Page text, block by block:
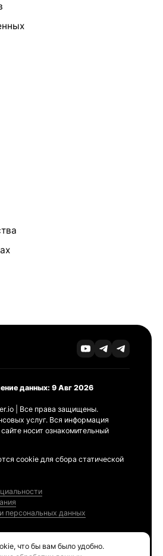
данных: 9 Авг 2026
| Все права защищены.
услуг. Вся информация
носит ознакомительный
cookie для сбора статической
персональных данных
что бы вам было удобно.